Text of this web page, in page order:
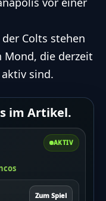
Colts stehen
Mond, die derzeit
sind.
im Artikel.
AKTIV
Zum Spiel